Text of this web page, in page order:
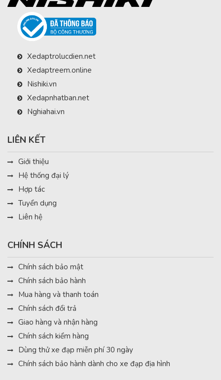
Xedaptrolucdien.net
Xedaptreem.online
Nishiki.vn
Xedapnhatban.net
Nghiahai.vn
LIÊN KẾT
Giới thiệu
Hệ thống đại lý
Hợp tác
Tuyển dụng
Liên hệ
CHÍNH SÁCH
Chính sách bảo mật
Chính sách bảo hành
Mua hàng và thanh toán
Chính sách đổi trả
Giao hàng và nhận hàng
Chính sách kiểm hàng
Dùng thử xe đạp miễn phí 30 ngày
Chính sách bảo hành dành cho xe đạp địa hình